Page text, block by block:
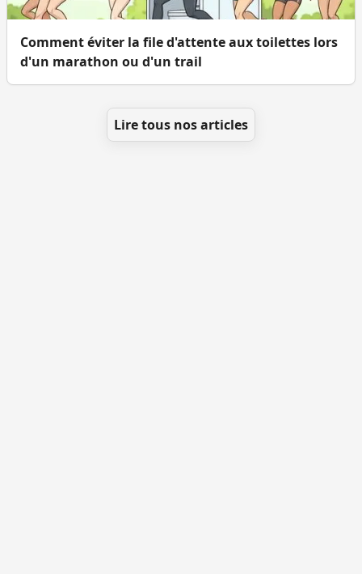
Comment éviter la file d'attente aux toilettes lors
d'un marathon ou d'un trail
Lire tous nos articles